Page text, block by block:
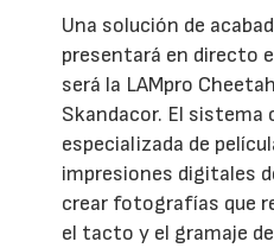
Una solución de
presentará en directo
será la LAMpro
Skandacor. El
especializada de
impresiones digitales
crear fotografías que
el tacto y el gramaje